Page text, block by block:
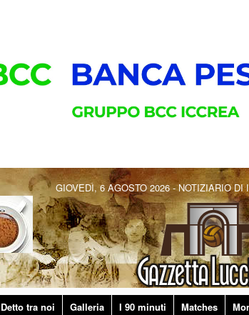
GIOVEDÌ, 6 AGOSTO 2026 - NOTIZIARIO DI
Detto tra noi Galleria I 90 minuti Matches